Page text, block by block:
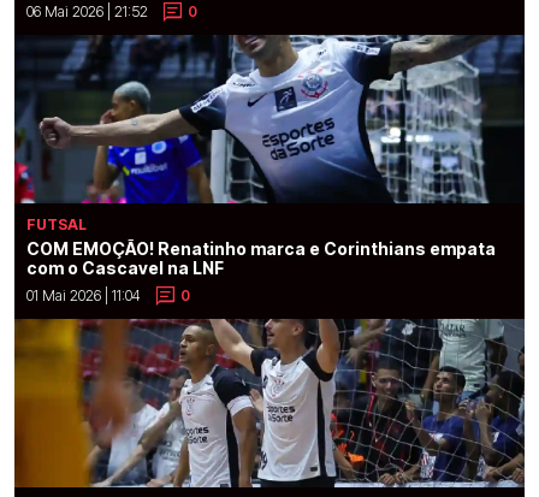
06 Mai 2026 | 21:52 0
FUTSAL
COM EMOÇÃO! Renatinho marca e Corinthians empata
com o Cascavel na LNF
01 Mai 2026 | 11:04 0